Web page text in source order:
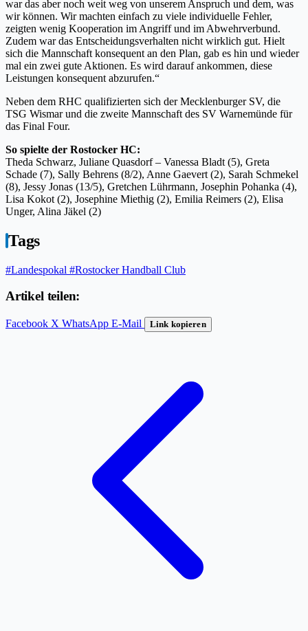
war das aber noch weit weg von unserem Anspruch und dem, was
wir können. Wir machten einfach zu viele individuelle Fehler,
zeigten wenig Kooperation im Angriff und im Abwehrverbund.
Zudem war das Entscheidungsverhalten nicht wirklich gut. Hielt
sich die Mannschaft konsequent an den Plan, gab es hin und wieder
mal ein zwei gute Aktionen. Es wird darauf ankommen, diese
Leistungen konsequent abzurufen.“
Neben dem RHC qualifizierten sich der Mecklenburger SV, die
TSG Wismar und die zweite Mannschaft des SV Warnemünde für
das Final Four.
So spielte der Rostocker HC:
Theda Schwarz, Juliane Quasdorf – Vanessa Bladt (5), Greta
Schade (7), Sally Behrens (8/2), Anne Gaevert (2), Sarah Schmekel
(8), Jessy Jonas (13/5), Gretchen Lührmann, Josephin Pohanka (4),
Lisa Kokot (2), Josephine Miethig (2), Emilia Reimers (2), Elisa
Unger, Alina Jäkel (2)
Tags
#Landespokal #Rostocker Handball Club
Artikel teilen:
Facebook X WhatsApp E-Mail Link kopieren